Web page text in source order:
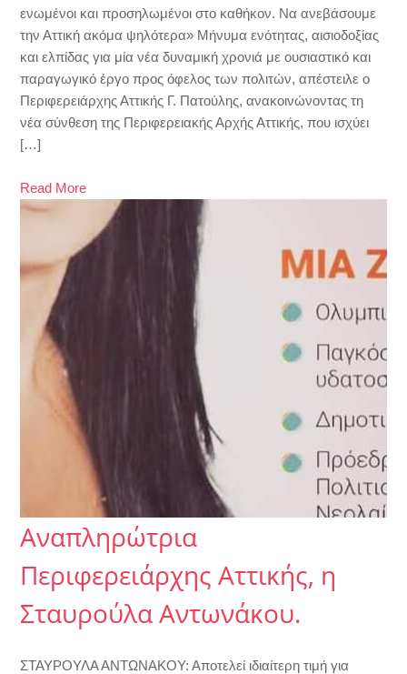
ενωμένοι και προσηλωμένοι στο καθήκον. Να ανεβάσουμε
την Αττική ακόμα ψηλότερα» Μήνυμα ενότητας, αισιοδοξίας
και ελπίδας για μία νέα δυναμική χρονιά με ουσιαστικό και
παραγωγικό έργο προς όφελος των πολιτών, απέστειλε ο
Περιφερειάρχης Αττικής Γ. Πατούλης, ανακοινώνοντας τη
νέα σύνθεση της Περιφερειακής Αρχής Αττικής, που ισχύει
[…]
Read More
Αναπληρώτρια
Περιφερειάρχης Αττικής, η
Σταυρούλα Αντωνάκου.
ΣΤΑΥΡΟΥΛΑ ΑΝΤΩΝΑΚΟΥ: Αποτελεί ιδιαίτερη τιμή για